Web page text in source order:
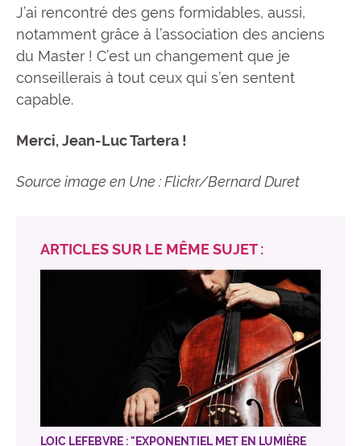
J’ai rencontré des gens formidables, aussi,
notamment grâce à l’association des anciens
du Master ! C’est un changement que je
conseillerais à tout ceux qui s’en sentent
capable.
Merci, Jean-Luc Tartera !
Source image en Une : Flickr/Bernard Duret
ARTICLES SUR LE MÊME SUJET :
LOIC LEFEBVRE : "EXPONENTIEL MET EN LUMIÈRE